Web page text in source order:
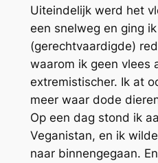
Uiteindelijk werd het
een snelweg en ging
(gerechtvaardigde)
waarom ik geen vlees
extremistischer. Ik at
meer waar dode
Op een dag stond ik
Veganistan, en ik
naar binnengegaan.